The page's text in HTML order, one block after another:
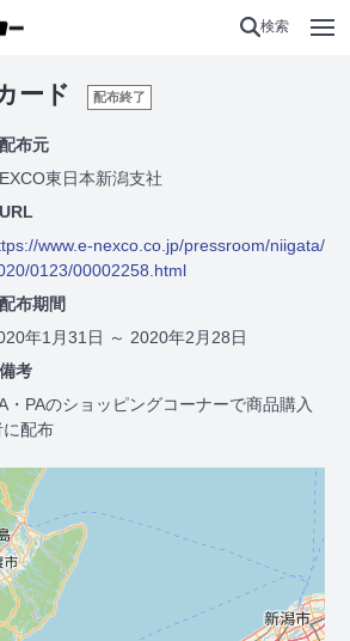
検索
ード 配布終了
配布元
東日本新潟支社
URL
www.e-nexco.co.jp/pressroom/niigata/
0123/00002258.html
配布期間
年1月31日 ～ 2020年2月28日
備考
・PAのショッピングコーナーで商品購入
に配布